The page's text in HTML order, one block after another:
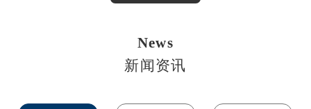
News
新闻资讯